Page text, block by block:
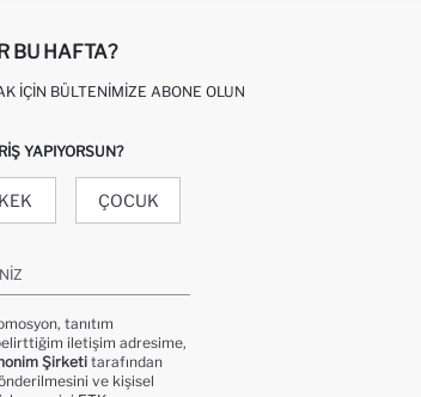
BU HAFTA?
İÇIN BÜLTENIMIZE ABONE OLUN
YAPIYORSUN?
ÇOCUK
tanıtım
iletişim adresime,
Şirketitarafından
ve kişisel